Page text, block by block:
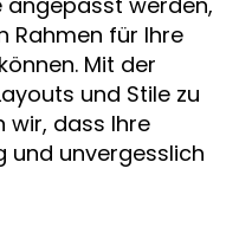
Rahmen für Ihre
Mit der
und Stile zu
wir, dass Ihre
und unvergesslich